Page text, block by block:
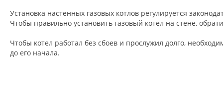
Установка настенных газовых котлов регулируется
Чтобы правильно установить газовый котел на стене,
Чтобы котел работал без сбоев и прослужил долго,
до его начала.